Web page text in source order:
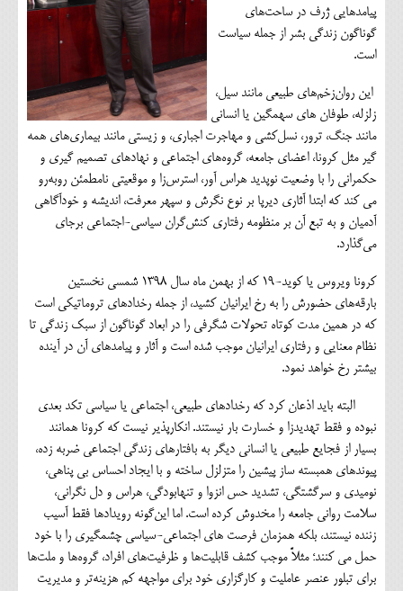
پیامدهایی ژرف در ساحت‌های
گوناگون زندگی بشر از جمله سیاست
است.
این روان‌زخم‌های طبیعی مانند سیل،
زلزله، طوفان های سهمگین یا انسانی
مانند جنگ، ترور، نسل‌کشی و مهاجرت اجباری، و زیستی مانند بیماری‌های همه
گیر مثل کرونا، اعضای جامعه، گروه‌های اجتماعی و نهادهای تصمیم گیری و
حکمرانی را با وضعیت نوپدید هراس آور، استرس‌زا و موقعیتی نامطمئن روبه‌رو
می کند که ابتدا آثاری دیرپا بر نوع نگرش و سپهر معرفت، اندیشه و خودآگاهی
آدمیان و به تبع آن بر منظومه رفتاری کنش‌گران سیاسی-اجتماعی برجای
می‌گذارد.
کرونا ویروس یا کوید-19 که از بهمن ماه سال 1398 شمسی نخستین
بارقه‌های حضورش را به رخ ایرانیان کشید، از جمله رخدادهای تروماتیکی است
که در همین مدت کوتاه تحولات شگرفی را در ابعاد گوناگون از سبک زندگی تا
نظام معنایی و رفتاری ایرانیان موجب شده است و آثار و پیامدهای آن در آینده
بیشتر رخ خواهد نمود.
البته باید اذعان کرد که رخدادهای طبیعی، اجتماعی یا سیاسی تکد بعدی
نبوده و فقط تهدیدزا و خسارت بار نیستند. انکارپذیر نیست که کرونا همانند
بسیار از فجایع طبیعی یا انسانی دیگر به بافتارهای زندگی اجتماعی ضربه زده،
پیوندهای همبسته ساز پیشین را متزلزل ساخته و با ایجاد احساس بی پناهی،
نومیدی و سرگشتگی، تشدید حس انزوا و تنهابودگی، هراس و دل نگرانی،
سلامت روانی جامعه را مخدوش کرده است. اما این‌گونه رویدادها فقط آسیب
زننده نیستند، بلکه همزمان فرصت های اجتماعی-سیاسی چشمگیری را با خود
حمل می کنند؛ مثلاً موجب کشف قابلیت‌ها و ظرفیت‌های افراد، گروه‌ها و ملت‌ها
برای تبلور عنصر عاملیت و کارگزاری خود برای مواجهه کم هزینه‌تر و مدیریت